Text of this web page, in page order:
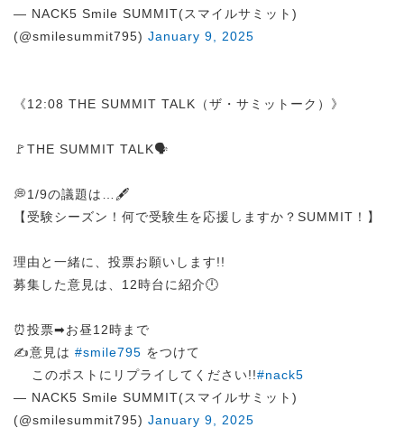
— NACK5 Smile SUMMIT(スマイルサミット)
(@smilesummit795) January 9, 2025
《12:08 THE SUMMIT TALK（ザ・サミットーク）》
🚩THE SUMMIT TALK🗣️
💭1/9の議題は…🖋️
【受験シーズン！何で受験生を応援しますか？SUMMIT！】
理由と一緒に、投票お願いします!!
募集した意見は、12時台に紹介🕛
⏰投票➡︎お昼12時まで
✍️意見は #smile795 をつけて
このポストにリプライしてください!!#nack5
— NACK5 Smile SUMMIT(スマイルサミット)
(@smilesummit795) January 9, 2025